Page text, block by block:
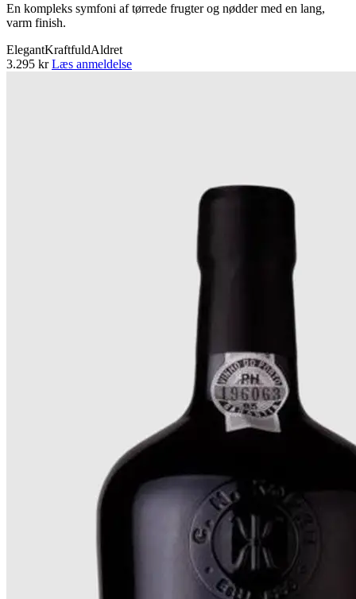
En kompleks symfoni af tørrede frugter og nødder med en lang,
varm finish.
ElegantKraftfuldAldret
3.295 kr Læs anmeldelse